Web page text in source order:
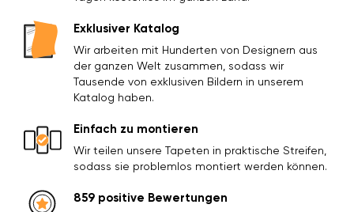
Exklusiver Katalog
Wir arbeiten mit Hunderten von Designern aus
der ganzen Welt zusammen, sodass wir
Tausende von exklusiven Bildern in unserem
Katalog haben.
Einfach zu montieren
Wir teilen unsere Tapeten in praktische Streifen,
sodass sie problemlos montiert werden können.
859 positive Bewertungen